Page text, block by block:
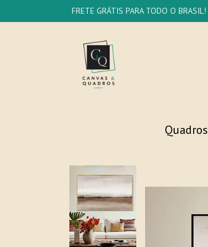
FRETE GRÁTIS PARA TODO O BRASIL!
Quadros